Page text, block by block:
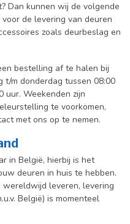
Dan kunnen wij de volgende
de levering van deuren
zoals deurbeslag en
bestelling af te halen bij
t/m donderdag tussen 08:00
uur. Weekenden zijn
te voorkomen,
met ons op te nemen.
in België, hierbij is het
deuren in huis te hebben.
leveren, levering
België) is momenteel